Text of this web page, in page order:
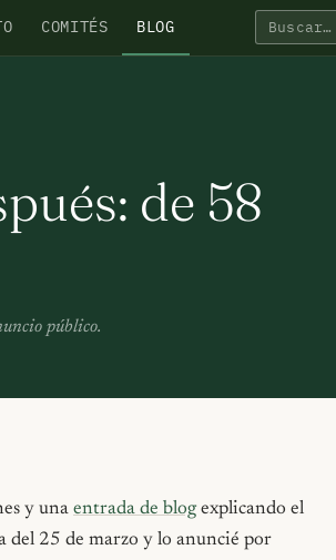
COMITÉS BLOG
de 58
público.
y una entrada de blogexplicando el
del 25 de marzo y lo anuncié por